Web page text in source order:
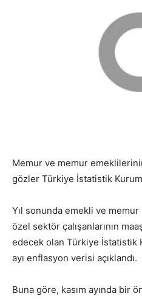
Memur ve memur
gözler Türkiye İstatistik
Yıl sonunda emekli ve memur
özel sektör çalışanlarının
edecek olan Türkiye İstatistik
ayı enflasyon verisi açıklandı.
Buna göre, kasım ayında bir